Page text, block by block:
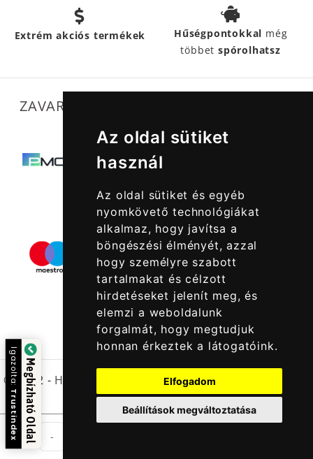
Az oldal sütiket
használ
Az oldal sütiket és egyéb
nyomkövető technológiákat
alkalmaz, hogy javítsa a
böngészési élményét, azzal
hogy személyre szabott
tartalmakat és célzott
hirdetéseket jelenít meg, és
elemzi a weboldalunk
forgalmát, hogy megtudjuk
honnan érkeztek a látogatóink.
Elfogadom
Beállítások megváltoztatása
-
Extrém akciós termékek Hűségpontokkal még
többetspórolhatsz
ZAVARTALAN MŰKÖDÉSÜNKET SEGÍTIK
© 2022 - Halcatraz Kft.
Megbízható Oldal
Igazolta:
Trustindex